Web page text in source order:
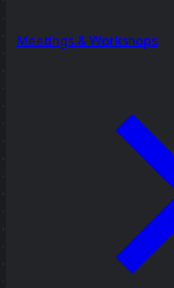
Meetings & Workshops